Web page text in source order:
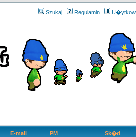
Szukaj Regulamin
E-mail PM Sk�d